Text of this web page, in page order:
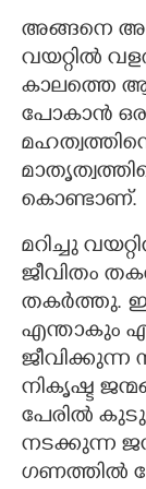
അങ്ങനെ
വയറ്റിൽ
കാലത്തെ
പോകാൻ
കൊണ്ടാണ്.
മറിച്ചു
ജീവിതം
തകർത്തു.
എന്താകും
ജീവിക്കുന്ന
നികൃഷ്ട
പേരിൽ
നടക്കുന്ന
ഗണത്തിൽ